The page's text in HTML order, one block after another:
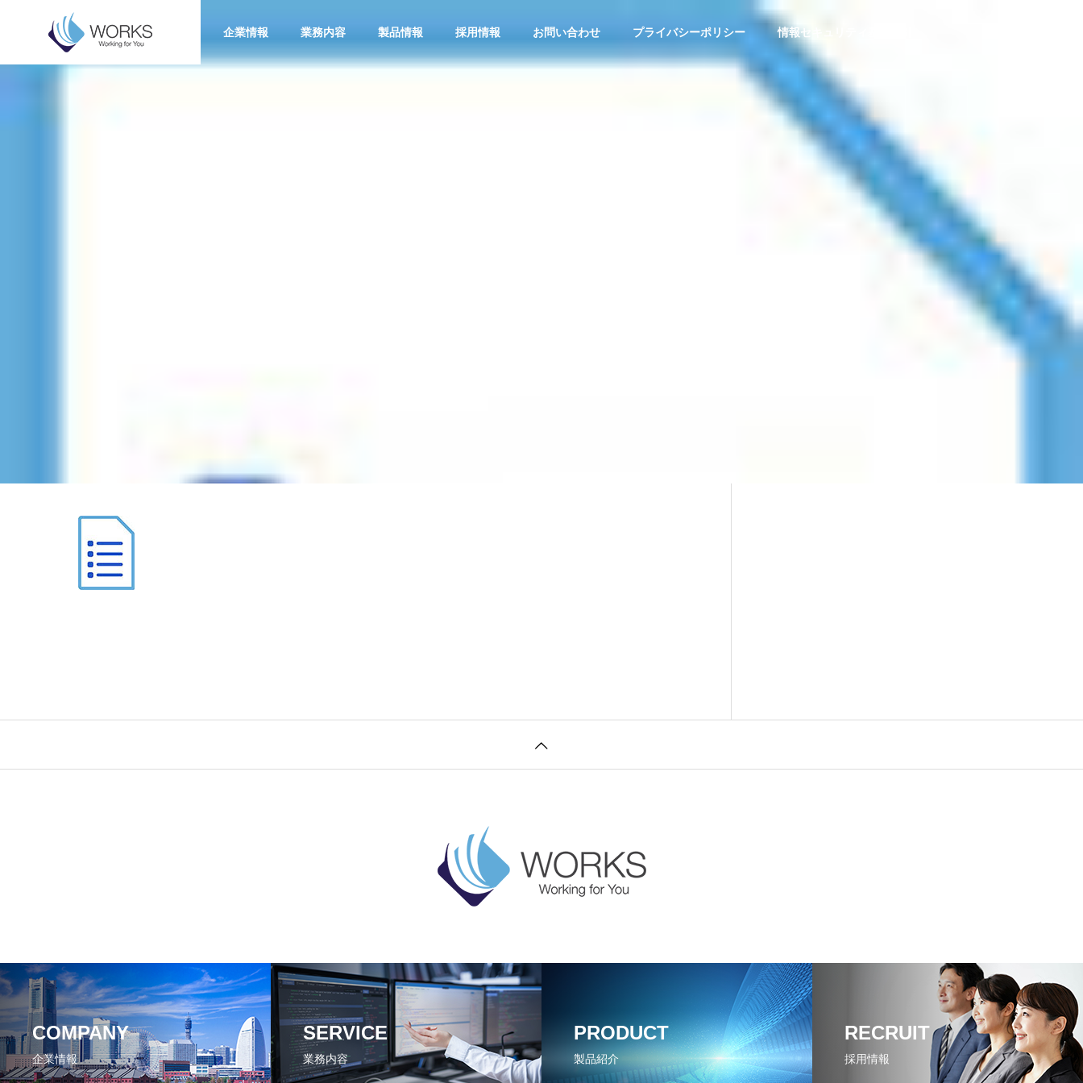
企業情報 業務内容 製品情報 採用情報 お問い合わせ プライバシーポリシー 情報セキュリティ基本方針
COMPANY
企業情報
SERVICE
業務内容
PRODUCT
製品紹介
RECRUIT
採用情報